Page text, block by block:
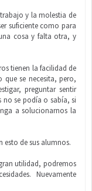
y la molestia de
suficiente como para
cosa y falta otra, y
tienen la facilidad de
que se necesita, pero,
preguntar sentir
se podía o sabía, si
a solucionarnos la
esto de sus alumnos.
utilidad, podremos
Nuevamente